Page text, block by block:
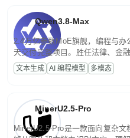
Qwen3.8-Max
2.4万亿参数MoE旗舰，编程与
天交付完整项目。胜任法律、金
话端到端交付生产级成果。原生
程，支持超长文档与长视频的深
文本生成 AI 编程模型 多模态
MinerU2.5-Pro
MinerU2.5-Pro是一款面向复杂